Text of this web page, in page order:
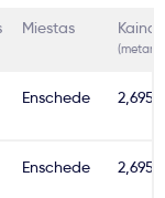
Miestas Kaina
Enschede 2,695€
Enschede 2,695€